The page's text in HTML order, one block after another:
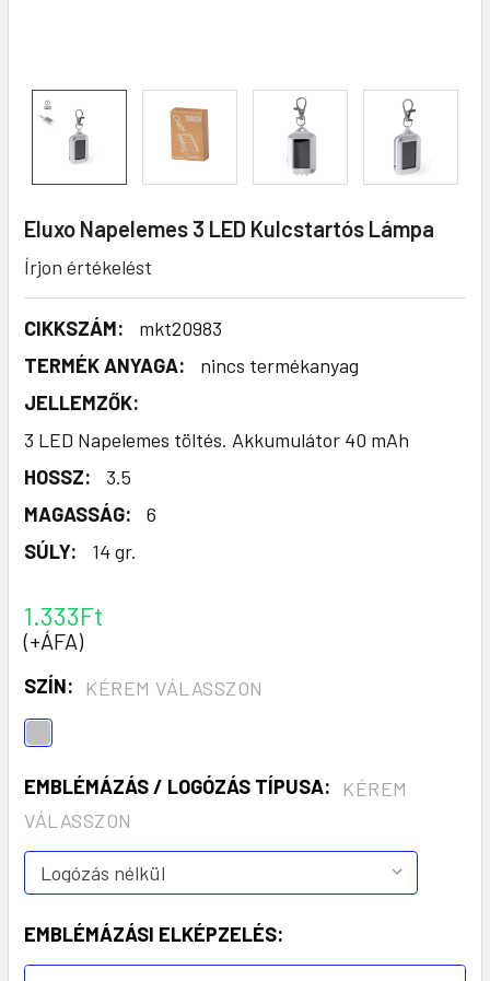
Eluxo Napelemes 3 LED Kulcstartós Lámpa
Írjon értékelést
CIKKSZÁM:
mkt20983
TERMÉK ANYAGA:
nincs termékanyag
JELLEMZŐK:
3 LED Napelemes töltés. Akkumulátor 40 mAh
HOSSZ:
3.5
MAGASSÁG:
6
SÚLY:
14 gr.
1.333Ft
(+ÁFA)
SZÍN: KÉREM VÁLASSZON
EMBLÉMÁZÁS / LOGÓZÁS TÍPUSA:
KÉREM
VÁLASSZON
EMBLÉMÁZÁSI ELKÉPZELÉS: